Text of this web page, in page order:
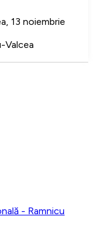
13 noiembrie
Valcea
- Ramnicu